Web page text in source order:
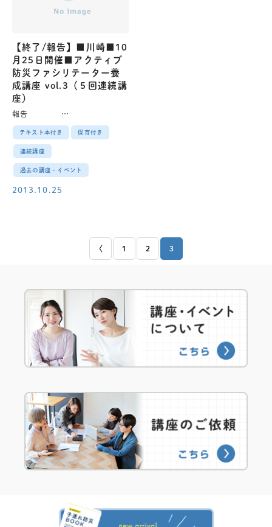
【終了/報告】■川崎■10
月25日開催■アクティブ
防災ファシリテーター養
成講座 vol.3（５回連続講
座）
報告 …
テキスト本付き 保育付き
連続講座
過去の講座・イベント
2013.10.25
〈 1 2 3